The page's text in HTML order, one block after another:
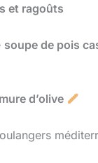
et ragoûts
soupe de pois
d’olive